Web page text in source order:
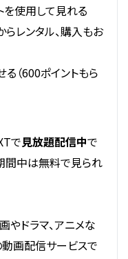
使用して見れる
レンタル、購入もお
（600ポイントもら
で見放題配信中で
間中は無料で見られ
やドラマ、アニメな
画配信サービスで